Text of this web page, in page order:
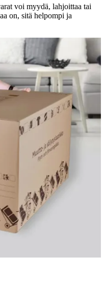
voi myydä, lahjoittaa tai
on, sitä helpompi ja